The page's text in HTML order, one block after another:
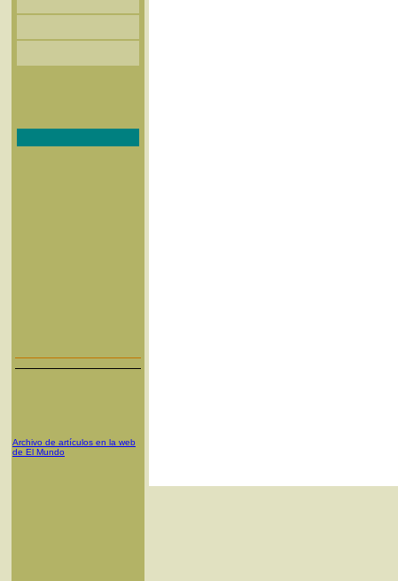
Archivo de artículos en la web
de El Mundo